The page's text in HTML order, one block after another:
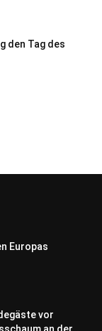
den Tag des
Europas
vor